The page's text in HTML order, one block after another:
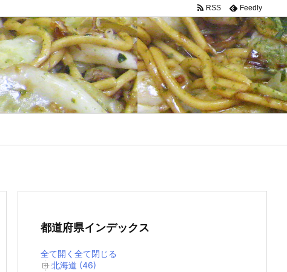
RSS Feedly
都道府県インデックス
全て開く 全て閉じる
北海道 (46)